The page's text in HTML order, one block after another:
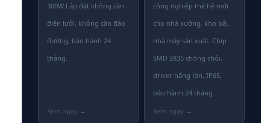
300W Lắp đặt không cần
điện lưới, không cần đào
đường, bảo hành 24
tháng.
công nghiệp thế hệ mới
cho nhà xưởng, kho bãi,
nhà máy sản xuất. Chip
SMD 2835 chống chói,
driver hãng lớn, IP65,
bảo hành 24 tháng.